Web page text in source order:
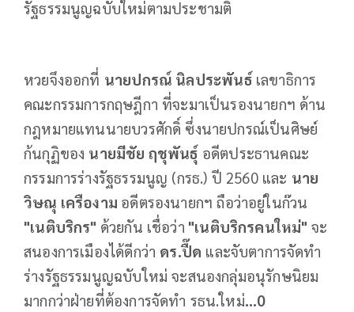
รัฐธรรมนูญฉบับใหม่ตามประชามติ
หวยจึงออกที่ นายปกรณ์ นิลประพันธ์ เลขาธิการ
คณะกรรมการกฤษฎีกา ที่จะมาเป็นรองนายกฯ ด้าน
กฎหมายแทนนายบวรศักดิ์ ซึ่งนายปกรณ์เป็นศิษย์
ก้นกุฏิของ นายมีชัย ฤชุพันธุ์ อดีตประธานคณะ
กรรมการร่างรัฐธรรมนูญ (กรธ.) ปี 2560 และ นาย
วิษณุ เครืองาม อดีตรองนายกฯ ถือว่าอยู่ในก๊วน
"เนติบริกร" ด้วยกัน เชื่อว่า "เนติบริกรคนใหม่" จะ
สนองการเมืองได้ดีกว่า ดร.ปื๊ด และจับตาการจัดทำ
ร่างรัฐธรรมนูญฉบับใหม่ จะสนองกลุ่มอนุรักษนิยม
มากกว่าฝ่ายที่ต้องการจัดทำ รธน.ใหม่...0